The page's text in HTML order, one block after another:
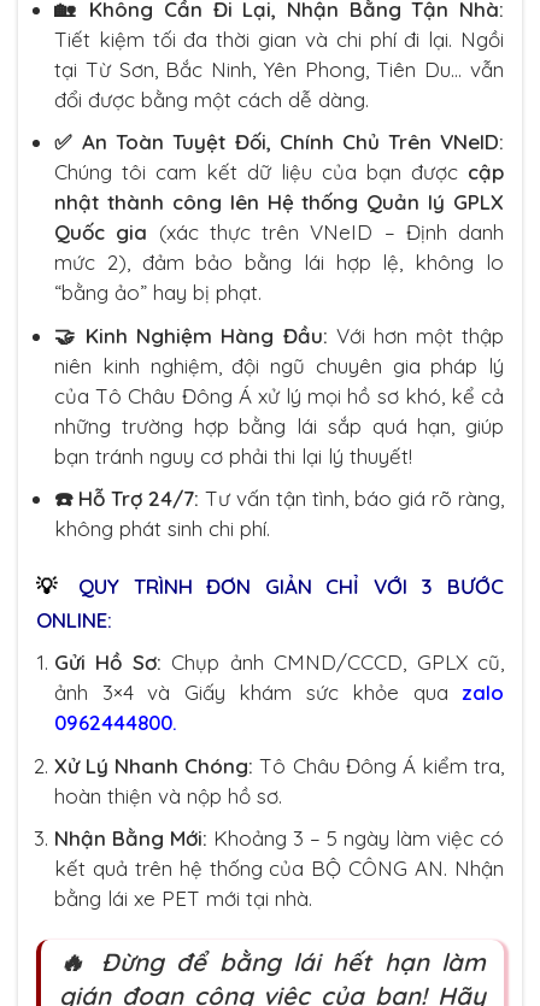
🏡 Không Cần Đi Lại, Nhận Bằng Tận Nhà:
Tiết kiệm tối đa thời gian và chi phí đi lại. Ngồi
tại Từ Sơn, Bắc Ninh, Yên Phong, Tiên Du… vẫn
đổi được bằng một cách dễ dàng.
✅ An Toàn Tuyệt Đối, Chính Chủ Trên VNeID:
Chúng tôi cam kết dữ liệu của bạn được cập
nhật thành công lên Hệ thống Quản lý GPLX
Quốc gia (xác thực trên VNeID – Định danh
mức 2), đảm bảo bằng lái hợp lệ, không lo
“bằng ảo” hay bị phạt.
🤝 Kinh Nghiệm Hàng Đầu: Với hơn một thập
niên kinh nghiệm, đội ngũ chuyên gia pháp lý
của Tô Châu Đông Á xử lý mọi hồ sơ khó, kể cả
những trường hợp bằng lái sắp quá hạn, giúp
bạn tránh nguy cơ phải thi lại lý thuyết!
☎️ Hỗ Trợ 24/7: Tư vấn tận tình, báo giá rõ ràng,
không phát sinh chi phí.
💡
QUY TRÌNH ĐƠN GIẢN CHỈ VỚI 3 BƯỚC
ONLINE:
Gửi Hồ Sơ: Chụp ảnh CMND/CCCD, GPLX cũ,
ảnh 3×4 và Giấy khám sức khỏe qua zalo
0962444800.
Xử Lý Nhanh Chóng: Tô Châu Đông Á kiểm tra,
hoàn thiện và nộp hồ sơ.
Nhận Bằng Mới: Khoảng 3 – 5 ngày làm việc có
kết quả trên hệ thống của BỘ CÔNG AN. Nhận
bằng lái xe PET mới tại nhà.
🔥 Đừng để bằng lái hết hạn làm
gián đoạn công việc của bạn! Hãy